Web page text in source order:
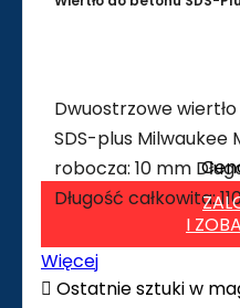
Dwuostrzowe
SDS-plus Milwaukee
robocza: 10 mm
Długość całkowita:
I
Więcej
 Ostatnie sztuki w